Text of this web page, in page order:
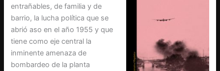
entrañables, de familia y de
barrio, la lucha política que se
abrió aso en el año 1955 y que
tiene como eje central la
inminente amenaza de
bombardeo de la planta